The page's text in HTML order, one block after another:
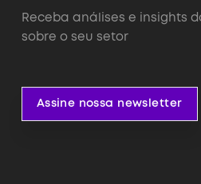
Receba análises e insights
sobre o seu setor
Assine nossa newsletter